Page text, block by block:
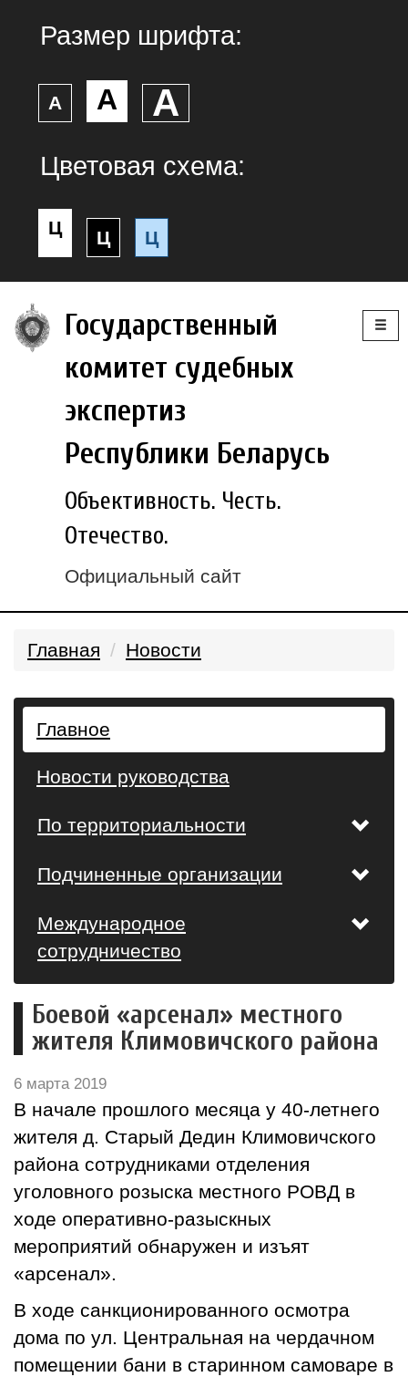
Размер шрифта:
А А А
Цветовая схема:
Ц Ц Ц
Государственный
комитет судебных
экспертиз
Республики Беларусь
Объективность. Честь.
Отечество.
Официальный сайт
Главная Новости
Главное
Новости руководства
По территориальности
Подчиненные организации
Международное
сотрудничество
Боевой «арсенал» местного
жителя Климовичского района
6 марта 2019
В начале прошлого месяца у 40-летнего
жителя д. Старый Дедин Климовичского
района сотрудниками отделения
уголовного розыска местного РОВД в
ходе оперативно-разыскных
мероприятий обнаружен и изъят
«арсенал».
В ходе санкционированного осмотра
дома по ул. Центральная на чердачном
помещении бани в старинном самоваре в